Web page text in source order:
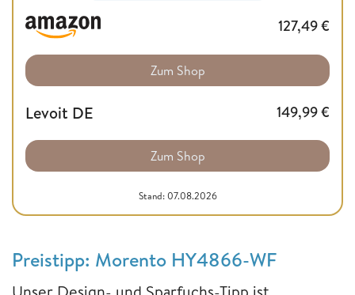
127,49€
Zum Shop
Levoit DE 149,99€
Zum Shop
Stand: 07.08.2026
Preistipp: Morento HY4866-WF